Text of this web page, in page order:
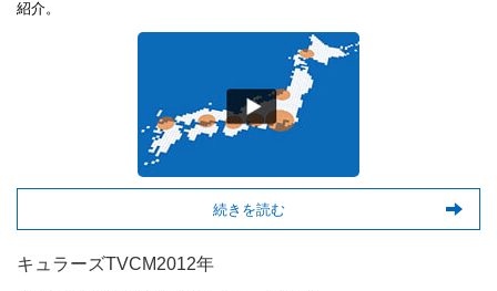
紹介。
続きを読む
キュラーズTVCM2012年